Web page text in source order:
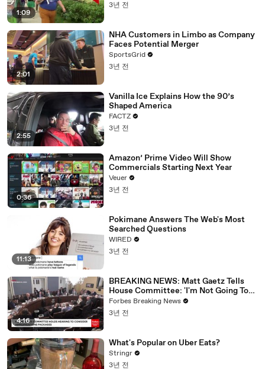
1:09
3년 전
2:01
NHA Customers in Limbo as Company
Faces Potential Merger
SportsGrid
3년 전
2:55
Vanilla Ice Explains How the 90’s
Shaped America
FACTZ
3년 전
0:36
Amazon’ Prime Video Will Show
Commercials Starting Next Year
Veuer
3년 전
11:13
Pokimane Answers The Web's Most
Searched Questions
WIRED
3년 전
4:16
BREAKING NEWS: Matt Gaetz Tells
House Committee: 'I'm Not Going To
Vote For A Continuing Resolution'
Forbes Breaking News
3년 전
What's Popular on Uber Eats?
Stringr
3년 전